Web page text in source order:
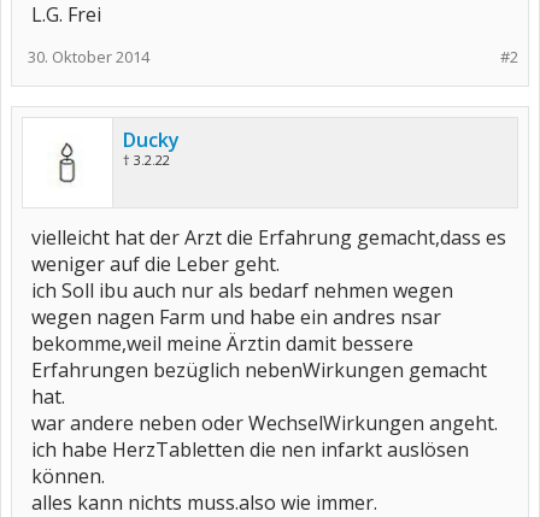
L.G. Frei
#2
30. Oktober 2014
Ducky
† 3.2.22
vielleicht hat der Arzt die Erfahrung gemacht,dass es
weniger auf die Leber geht.
ich Soll ibu auch nur als bedarf nehmen wegen
wegen nagen Farm und habe ein andres nsar
bekomme,weil meine Ärztin damit bessere
Erfahrungen bezüglich nebenWirkungen gemacht
hat.
war andere neben oder WechselWirkungen angeht.
ich habe HerzTabletten die nen infarkt auslösen
können.
alles kann nichts muss.also wie immer.